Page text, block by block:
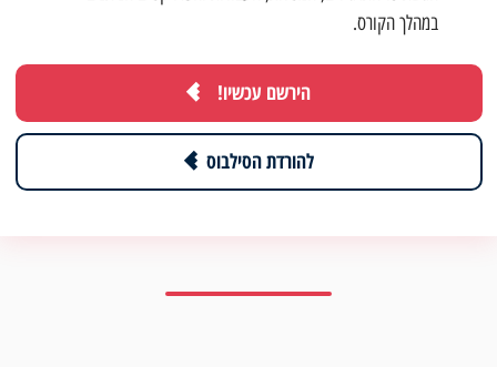
במהלך הקורס.
הירשם עכשיו!
להורדת הסילבוס